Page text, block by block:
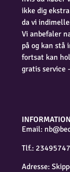
ikke dig
da vi
Vi anbefaler
på og kan stå
fortsat kan
gratis service
INFORMATION
Email:
Tlf.: 23495747
Adresse: